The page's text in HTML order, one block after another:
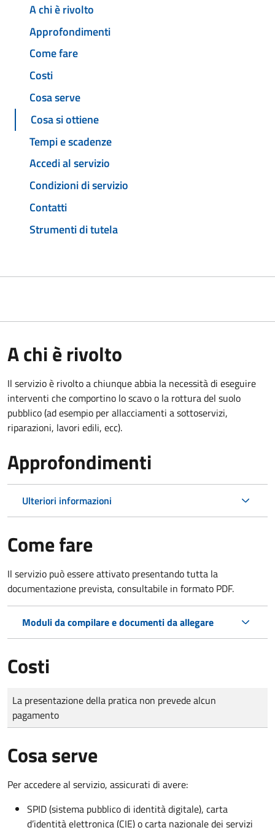
A chi è rivolto
Approfondimenti
Come fare
Costi
Cosa serve
Cosa si ottiene
Tempi e scadenze
Accedi al servizio
Condizioni di servizio
Contatti
Strumenti di tutela
A chi è rivolto
Il servizio è rivolto a chiunque abbia la necessità di eseguire
interventi che comportino lo scavo o la rottura del suolo
pubblico (ad esempio per allacciamenti a sottoservizi,
riparazioni, lavori edili, ecc).
Approfondimenti
Ulteriori informazioni
Come fare
Il servizio può essere attivato presentando tutta la
documentazione prevista, consultabile in formato PDF.
Moduli da compilare e documenti da allegare
Costi
Tipo di pagamento
Importo
La presentazione della pratica non prevede alcun
pagamento
Cosa serve
Per accedere al servizio, assicurati di avere:
SPID (sistema pubblico di identità digitale), carta
d’identità elettronica (CIE) o carta nazionale dei servizi